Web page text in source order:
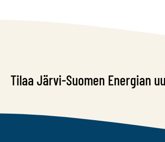
Tilaa Järvi-Suomen Energian